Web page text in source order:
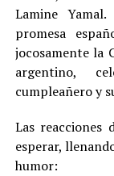
Lamine
promesa
jocosamente la
argentino,
cumpleañero y
Las reacciones
esperar,
humor: